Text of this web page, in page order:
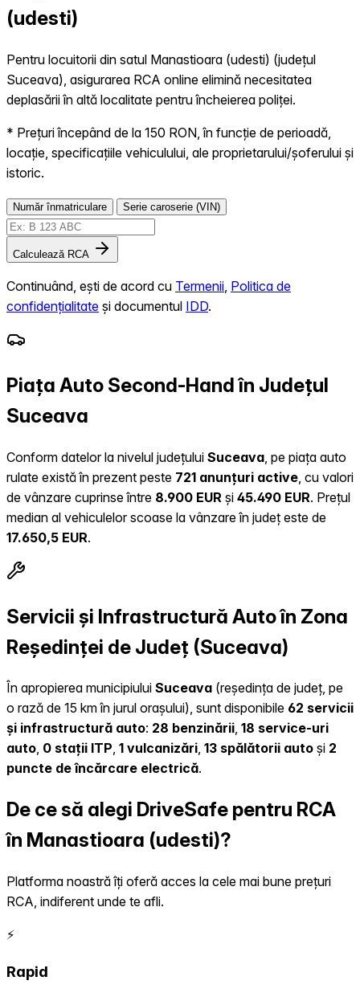
(udesti)
Pentru locuitorii din satul Manastioara (udesti) (județul
Suceava), asigurarea RCA online elimină necesitatea
deplasării în altă localitate pentru încheierea poliței.
* Prețuri începând de la 150 RON, în funcție de perioadă,
locație, specificațiile vehiculului, ale proprietarului/șoferului și
istoric.
Număr înmatriculare Serie caroserie (VIN)
Calculează RCA
Continuând, ești de acord cu Termenii Politica de
confidențialitate și documentul IDD.
Piața Auto Second-Hand în Județul
Suceava
Conform datelor la nivelul județului Suceava , pe piața auto
rulate există în prezent peste 721 anunțuri active , cu valori
de vânzare cuprinse între 8.900 EUR și 45.490 EUR. Prețul
median al vehiculelor scoase la vânzare în județ este de
17.650,5 EUR.
Servicii și Infrastructură Auto în Zona
Reședinței de Județ (Suceava)
În apropierea municipiului Suceava (reședința de județ, pe
o rază de 15 km în jurul orașului), sunt disponibile 62 servicii
și infrastructură auto: 28 benzinării, 18 service-uri
auto, 0 stații ITP, 1 vulcanizări, 13 spălătorii auto și 2
puncte de încărcare electrică.
De ce să alegi DriveSafe pentru RCA
în Manastioara (udesti)?
Platforma noastră îți oferă acces la cele mai bune prețuri
RCA, indiferent unde te afli.
⚡
Rapid